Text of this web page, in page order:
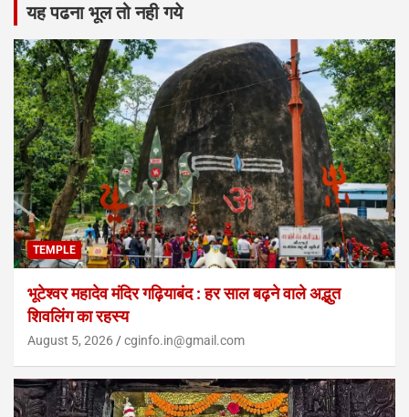
यह पढना भूल तो नही गये
TEMPLE
भूटेश्वर महादेव मंदिर गढ़ियाबंद : हर साल बढ़ने वाले अद्भुत
शिवलिंग का रहस्य
August 5, 2026 cginfo.in@gmail.com